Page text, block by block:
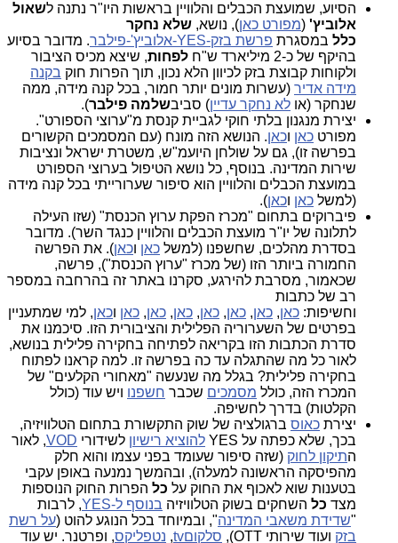
הסיוע, שמועצת הכבלים והלוויין בראשות היו"ר נתנה לשאול
אלוביץ' (מפורט כאן), נושא, שלא נחקר
כלל במסגרת פרשת בזק-YES-אלוביץ'-פילבר
. מדובר בסיוע
בהיקף של כ-2 מיליארד ש"ח
לפחות, שיצא מכיס הציבור
ולקוחות קבוצת בזק לכיוון הלא נכון, תוך הפרות חוק בקנה
מידה אדיר (עשרות מונים יותר חמור, בכל קנה מידה, ממה
שנחקר (או לא נחקר עדיין) סביבשלמה פילבר).
יצירת מנגנון בלתי חוקי לגביית קנסת מ"ערוצי הספורט".
מפורט כאן וכאן. הנושא הזה מונח (עם המסמכים הקשורים
בפרשה זו), גם על שולחן היועמ"ש, משטרת ישראל ונציבות
שירות המדינה. בנוסף, כל נושא הטיפול בערוצי הספורט
במועצת הכבלים והלוויין הוא סיפור שערורייתי בכל קנה מידה
(למשל כאן וכאן).
פיברוקים בתחום "מכרז הפקת ערוץ הכנסת" (שזו העילה
לתלונה של יו"ר מועצת הכבלים והלוויין כנגד השר). מדובר
בסדרת מהלכים, שחשפנו (למשל כאן וכאן). את הפרשה
החמורה ביותר הזו (של מכרז "ערוץ הכנסת"), פרשה,
שכאמור, מסרבת להירגע, סקרנו באתר זה בהרחבה במספר
רב של כתבות
וחשיפות: כאן, כאן, כאן, כאן, כאן, כאן, כאן וכאן, למי שמתעניין
בפרטים של השערוריה הפלילית והציבורית הזו. סיכמנו את
סדרת הכתבות הזו בקריאה לפתיחה בחקירה פלילית בנושא,
לאור כל מה שהתגלה עד כה בפרשה זו. למה קראנו לפתוח
בחקירה פלילית? בגלל מה שנעשה "מאחורי הקלעים" של
המכרז הזה, כולל מסמכים שכבר חשפנו ויש עוד (כולל
הקלטות) בדרך לחשיפה.
יצירת כאוס ברגולציה של שוק התקשורת בתחום הטלוויזיה,
בכך, שלא כפתה על YES
להוציא רישיון לשידורי VOD, לאור
התיקון לחוק (שזה סיפור שעומד בפני עצמו והוא חלק
מהפיסקה הראשונה למעלה), ובהמשך נמנעה באופן עקבי
בטענות שוא לאכוף את החוק על כל הפרות החוק הנוספות
מצד כל השחקים בשוק הטלוויזיה בנוסף ל-YES
, לרבות
"שדידת משאבי המדינה", ובמיוחד בכל הנוגע להוט (על רשת
בזק ועוד שירותי OTT), סלקוםtv , נטפליקס, ופרטנר. יש עוד